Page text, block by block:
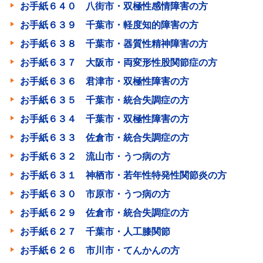
お手紙６４０ 八街市・双極性感情障害の方
お手紙６３９ 千葉市・軽度知的障害の方
お手紙６３８ 千葉市・器質性精神障害の方
お手紙６３７ 大阪市・両変形性股関節症の方
お手紙６３６ 君津市・双極性障害の方
お手紙６３５ 千葉市・統合失調症の方
お手紙６３４ 千葉市・双極性障害の方
お手紙６３３ 佐倉市・統合失調症の方
お手紙６３２ 流山市・うつ病の方
お手紙６３１ 神栖市・若年性特発性関節炎の方
お手紙６３０ 市原市・うつ病の方
お手紙６２９ 佐倉市・統合失調症の方
お手紙６２７ 千葉市・人工膝関節
お手紙６２６ 市川市・てんかんの方